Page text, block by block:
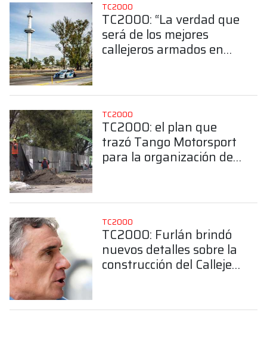
TC2000
TC2000: “La verdad que
será de los mejores
callejeros armados en
TC2000
TC2000: el plan que
trazó Tango Motorsport
para la organización del
TC2000
TC2000: Furlán brindó
nuevos detalles sobre la
construcción del Callejero